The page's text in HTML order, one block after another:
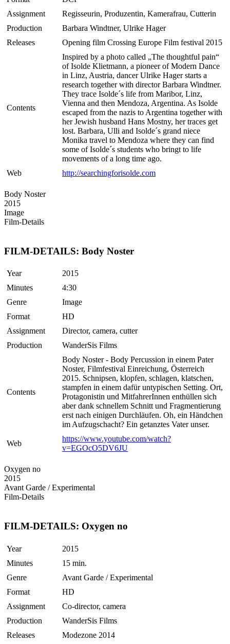
Assignment
Regisseurin, Produzentin, Kamerafrau, Cutterin
Production
Barbara Windtner, Ulrike Hager
Releases
Opening film Crossing Europe Film festival 2015
Contents
Inspired by a photo called „The thoughtful pain“
of Isolde Klietmann, a pioneer of Modern Dance
in Linz, Austria, dancer Ulrike Hager starts a
research together with director Barbara Windtner.
They trace Isolde´s life from Maribor, Linz,
Vienna and then Mendoza, Argentina. As Isolde
escaped from the nazis to Argentina together with
her Jewish husband Hans Mostny, her traces get
lost. Barbara, Ulli and Isolde´s grand niece
Monika travel to Mendoza where they can find
some of Isolde´s students who bringt to life
movements of a long time ago.
Web
http://searchingforisolde.com
Body Noster
2015
Image
Film-Details
FILM-DETAILS: Body Noster
Year
2015
Minutes
4:30
Genre
Image
Format
HD
Assignment
Director, camera, cutter
Production
WanderSis Films
Contents
Body Noster - Body Percussion in einem Pater
Noster, Filmfestival Einreichung, Österreich
2015. Schnipsen, klopfen, schlagen, klatschen,
stampfen in einem dafür untypischen Setting. Ort,
Protagonistin und MitfahrerInnen enthüllen sich
aber dank schnellem Schnitt und Fragmentierung
erst nach einigen Durchläufen. Oh, ein Händchen
im Aufzugschacht? Ein getanztes Vater unser.
Web
https://www.youtube.com/watch?
v=EGOcO5DV6JU
Oxygen no
2015
Avant Garde / Experimental
Film-Details
FILM-DETAILS: Oxygen no
Year
2015
Minutes
15 min.
Genre
Avant Garde / Experimental
Format
HD
Assignment
Co-director, camera
Production
WanderSis Films
Releases
Modezone 2014